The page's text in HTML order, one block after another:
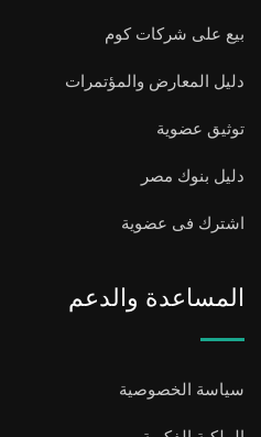
بيع على شركات كوم
دليل المعارض والمؤتمرات
توثيق عضوية
دليل بنوك مصر
اشترك فى عضوية
المساعدة والدعم
سياسة الخصوصية